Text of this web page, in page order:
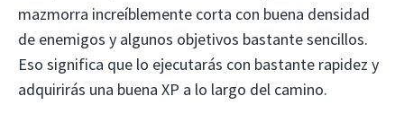
mazmorra increíblemente corta con buena densidad
de enemigos y algunos objetivos bastante sencillos.
Eso significa que lo ejecutarás con bastante rapidez y
adquirirás una buena XP a lo largo del camino.